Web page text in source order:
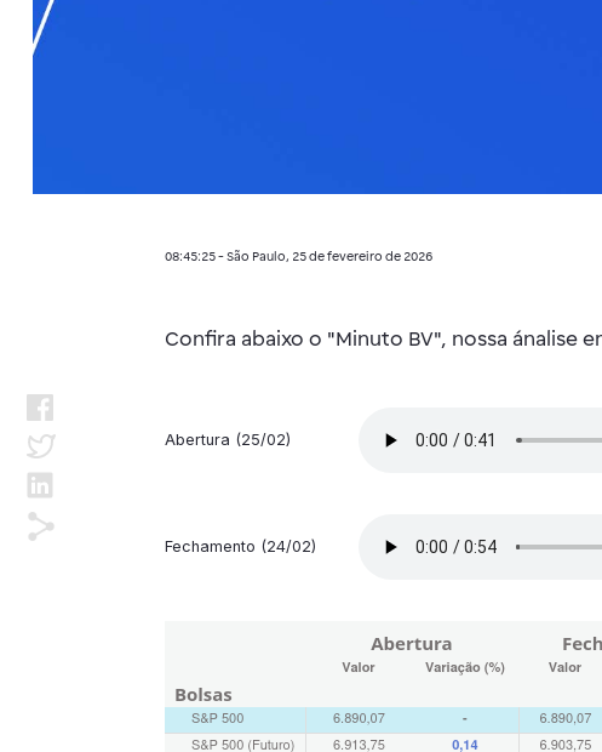
08:45:25 - São Paulo, 25 de fevereiro de 2026
Confira abaixo o "Minuto BV", nossa ánalise
Abertura (25/02)
Fechamento (24/02)